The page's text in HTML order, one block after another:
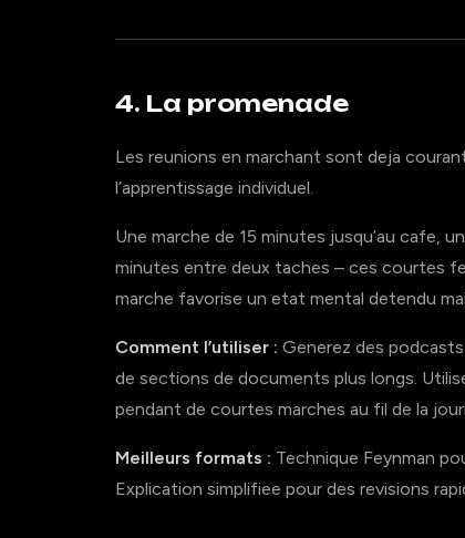
4. La promenade
Les reunions en marchant sont deja
l’apprentissage individuel.
Une marche de 15 minutes jusqu’au cafe,
minutes entre deux taches – ces courtes
marche favorise un etat mental detendu
Comment l’utiliser : Generez des
de sections de documents plus longs.
pendant de courtes marches au fil de la
Meilleurs formats : Technique Feynman
Explication simplifiee pour des revisions